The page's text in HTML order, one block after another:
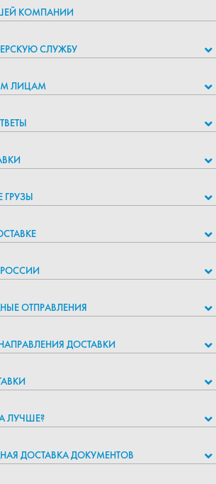
КОМПАНИИ
СЛУЖБУ
ЛИЦАМ
ГРУЗЫ
ОТПРАВЛЕНИЯ
ДОСТАВКИ
ЛУЧШЕ?
ДОСТАВКА ДОКУМЕНТОВ